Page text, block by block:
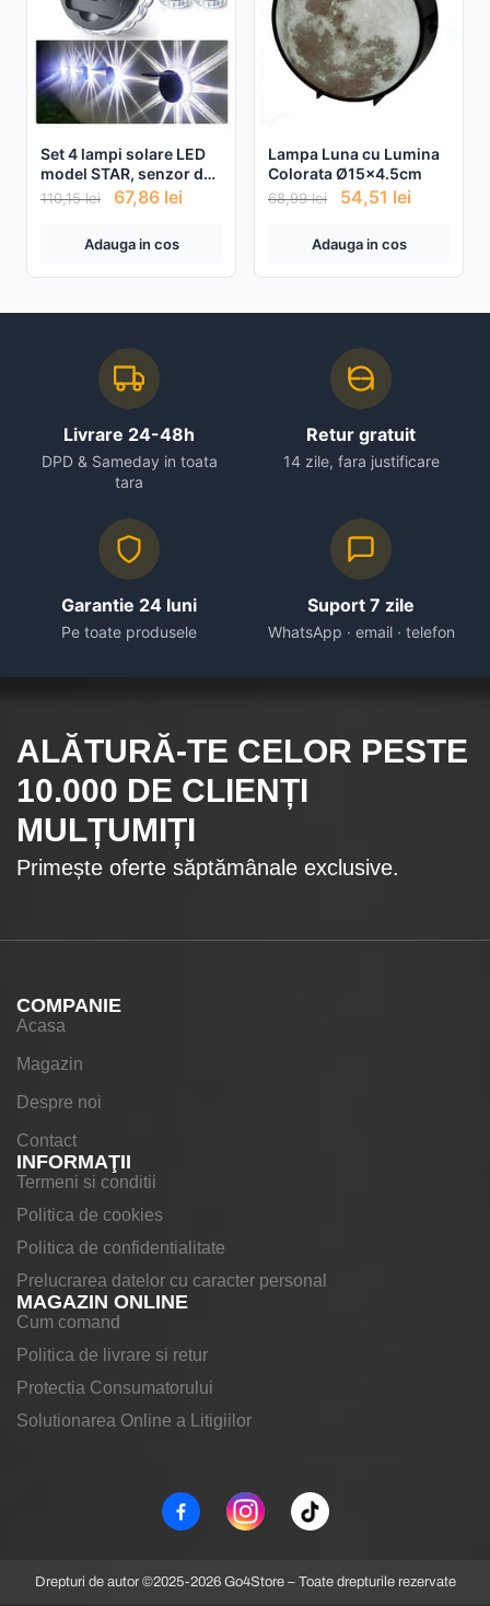
Set 4 lampi solare LED
model STAR, senzor de
lumina
110,15lei 67,86 lei
Adauga in cos
Lampa Luna cu Lumina
Colorata Ø15x4.5cm
68,99lei 54,51 lei
Adauga in cos
Livrare 24-48h
DPD & Sameday in toata
tara
Retur gratuit
14 zile, fara justificare
Garantie 24 luni
Pe toate produsele
Suport 7 zile
WhatsApp · email · telefon
ALĂTURĂ-TE CELOR PESTE
10.000 DE CLIENȚI
MULȚUMIȚI
Primește oferte săptămânale exclusive.
COMPANIE
Acasa
Magazin
Despre noi
Contact
INFORMAŢII
Termeni si conditii
Politica de cookies
Politica de confidentialitate
Prelucrarea datelor cu caracter personal
MAGAZIN ONLINE
Cum comand
Politica de livrare si retur
Protectia Consumatorului
Solutionarea Online a Litigiilor
Drepturi de autor ©2025-2026 Go4Store – Toate drepturile rezervate